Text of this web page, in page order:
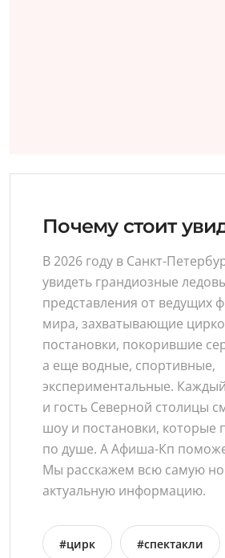
Почему стоит
В 2026 году в Санкт-
увидеть грандиозные
представления от ведущих
мира, захватывающие
постановки, покорившие
а еще водные, спортивные,
экспериментальные.
и гость Северной столицы
шоу и постановки, которые
по душе. А Афиша-Кп
Мы расскажем всю самую
актуальную информацию.
#цирк #спектакли